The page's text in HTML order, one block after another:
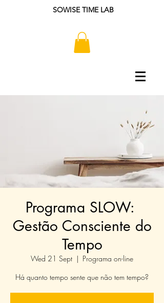
SOWISE TIME LAB
Programa SLOW: ​
Gestão Consciente do
Tempo
Wed 21 Sept
  |
Programa on-line
Há quanto tempo sente que não tem tempo?